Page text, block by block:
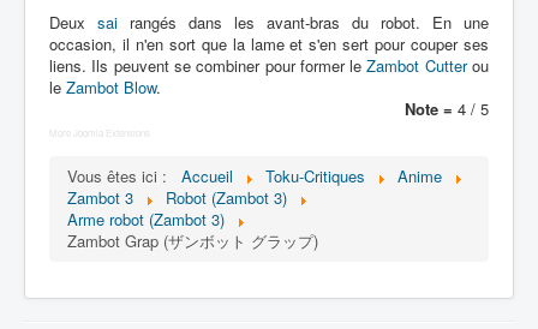
Muteki chôjin Zambot 3 (無敵 超人
ザンボット 3) = Surhomme
invincible Zambot 3
Véhicules
Robots
Deux sai rangés dans les avant-bras du robot. En une
occasion, il n'en sort que la lame et s'en sert pour couper ses
liens. Ils peuvent se combiner pour former leZambot Cutterou
le Zambot Blow.
Note = 4 / 5
More Joomla Extensions
Vous êtes ici : Accueil Toku-Critiques
Anime
Zambot 3
Robot (Zambot 3)
Arme robot (Zambot 3)
Zambot Grap (ザンボット グラップ)